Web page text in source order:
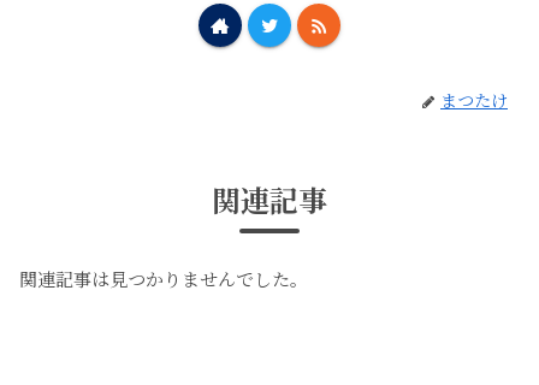
まつたけ
関連記事
関連記事は見つかりませんでした。